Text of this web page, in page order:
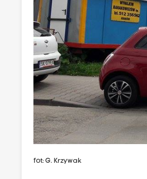
fot: G. Krzywak